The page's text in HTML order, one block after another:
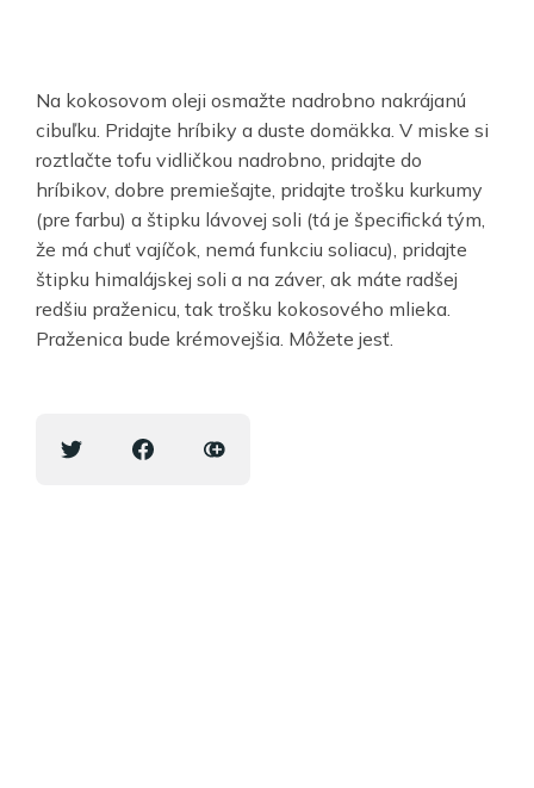
Na kokosovom oleji osmažte nadrobno nakrájanú
cibuľku. Pridajte hríbiky a duste domäkka. V miske si
roztlačte tofu vidličkou nadrobno, pridajte do
hríbikov, dobre premiešajte, pridajte trošku kurkumy
(pre farbu) a štipku lávovej soli (tá je špecifická tým,
že má chuť vajíčok, nemá funkciu soliacu), pridajte
štipku himalájskej soli a na záver, ak máte radšej
redšiu praženicu, tak trošku kokosového mlieka.
Praženica bude krémovejšia. Môžete jesť.